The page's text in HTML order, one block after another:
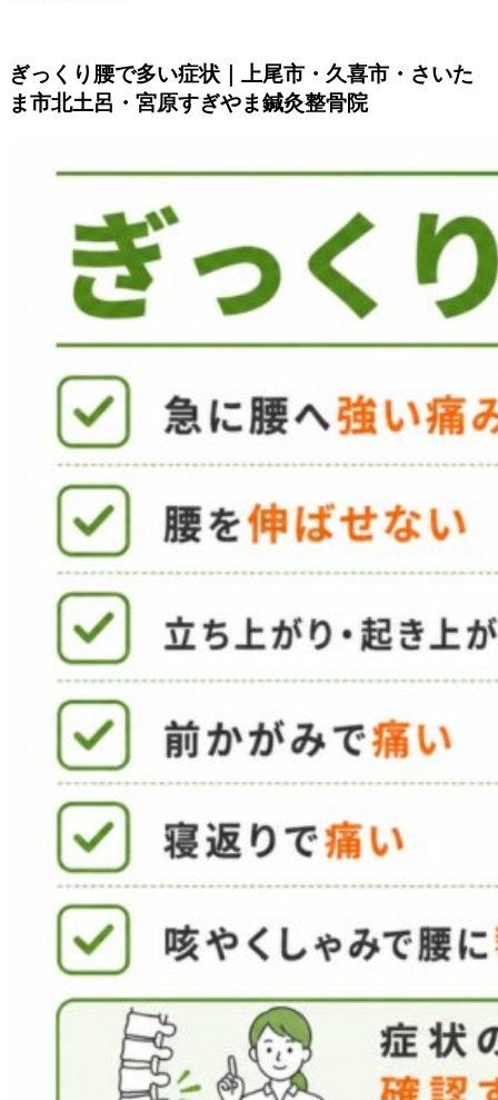
ぎっくり腰で多い症状｜上尾市・久喜市・さいた
ま市北土呂・宮原すぎやま鍼灸整骨院